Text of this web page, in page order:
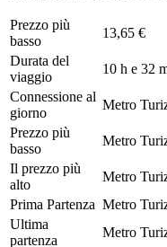
Prezzo più
basso
13,65 €
Durata del
viaggio
10 h e 32
Connessione al
giorno
Metro
Prezzo più
basso
Metro
Il prezzo più
alto
Metro
Prima Partenza Metro
Ultima
partenza
Metro